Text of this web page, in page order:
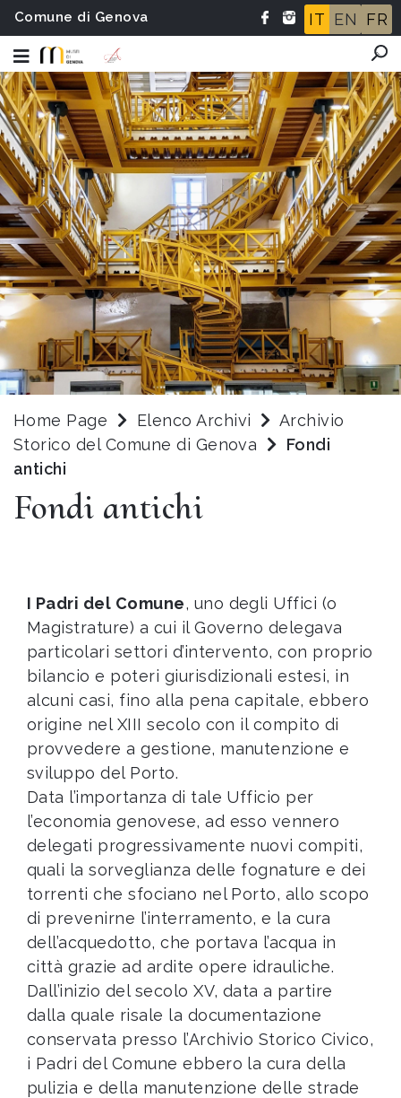
Comune di Genova IT EN FR
Home Page Elenco Archivi
Archivio
Storico del Comune di Genova
Fondi
antichi
Fondi antichi
I Padri del Comune, uno degli Uffici (o
Magistrature) a cui il Governo delegava
particolari settori d’intervento, con proprio
bilancio e poteri giurisdizionali estesi, in
alcuni casi, fino alla pena capitale, ebbero
origine nel XIII secolo con il compito di
provvedere a gestione, manutenzione e
sviluppo del Porto.
Data l’importanza di tale Ufficio per
l’economia genovese, ad esso vennero
delegati progressivamente nuovi compiti,
quali la sorveglianza delle fognature e dei
torrenti che sfociano nel Porto, allo scopo
di prevenirne l’interramento, e la cura
dell’acquedotto, che portava l’acqua in
città grazie ad ardite opere idrauliche.
Dall’inizio del secolo XV, data a partire
dalla quale risale la documentazione
conservata presso l’Archivio Storico Civico,
i Padri del Comune ebbero la cura della
pulizia e della manutenzione delle strade